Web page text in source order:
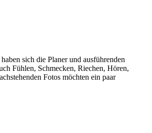
sich die Planer und ausführenden
Fühlen, Schmecken, Riechen, Hören,
Fotos möchten ein paar